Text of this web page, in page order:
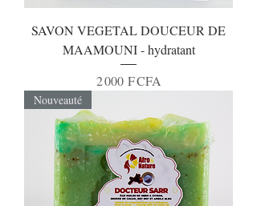
SAVON VEGETAL DOUCEUR DE
MAAMOUNI - hydratant
Prix
2 000 F CFA
Nouveauté